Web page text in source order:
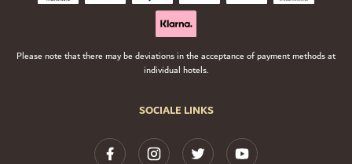
SOCIALE LINKS
Please note that there may be deviations in the acceptance of payment methods at
individual hotels.